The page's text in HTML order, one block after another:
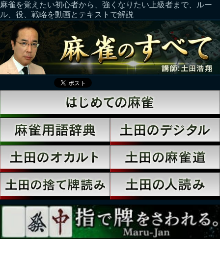
麻雀を覚えたい初心者から、強くなりたい上級者まで、ルー
ル、役、戦略を動画とテキストで解説